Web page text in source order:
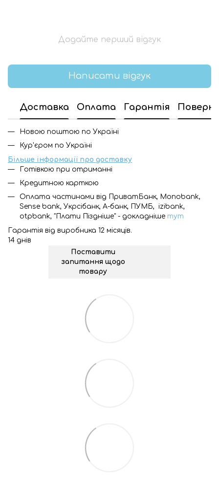
Додайте перший відгук
Написати відгук
Доставка Оплата Гарантія
Новою поштою по Україні
Кур'єром по Україні
Більше інформації про доставку
Готівкою при отриманні
Кредитною карткою
Оплата частинами від ПриватБанк, Monobank,
Sense bank, Укрсібанк, А-банк, ПУМБ, izibank,
otpbank, "Плати Піздніше" - докладніше тут
Гарантія від виробника 12 місяців.
14 днів
Поставити
запитання щодо
товару